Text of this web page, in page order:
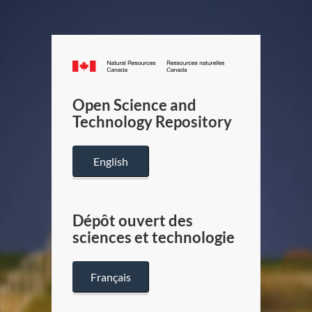
Canada.ca
/
Canada
Open Science and
Technology Repository
English
Dépôt ouvert des
sciences et technologie
Français